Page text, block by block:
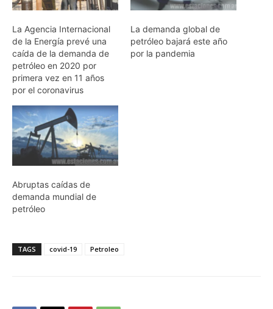
La Agencia Internacional
de la Energía prevé una
caída de la demanda de
petróleo en 2020 por
primera vez en 11 años
por el coronavirus
La demanda global de
petróleo bajará este año
por la pandemia
Abruptas caídas de
demanda mundial de
petróleo
TAGS covid-19 Petroleo